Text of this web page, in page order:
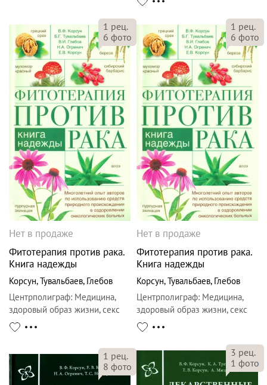
1 рец.
6 фото
Нет в продаже
Фитотерапия против рака.
Книга надежды
Корсун,Тувальбаев, Глебов
Центрполиграф: Медицина,
здоровый образ жизни, секс
1 рец.
6 фото
Нет в продаже
Фитотерапия против рака.
Книга надежды
Корсун,Тувальбаев, Глебов
Центрполиграф: Медицина,
здоровый образ жизни, секс
1 рец.
8 фото
3 рец.
1 фото